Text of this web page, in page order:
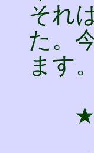
それ
た。
ます。